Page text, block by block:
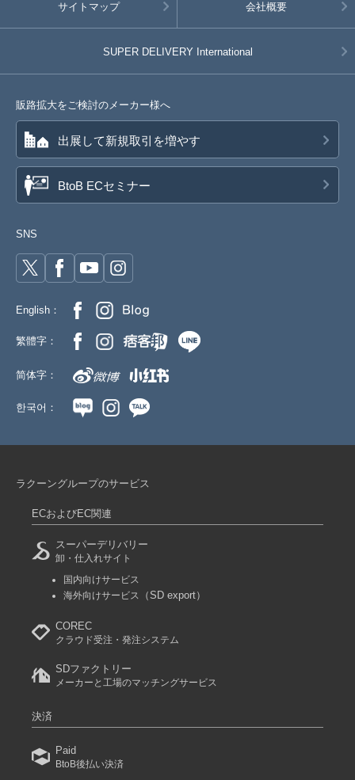
サイトマップ 会社概要
SUPER DELIVERY International
販路拡大をご検討のメーカー様へ
出展して新規取引を増やす
BtoB ECセミナー
SNS
English：
繁體字：
简体字：
한국어：
ラクーングループのサービス
ECおよびEC関連
スーパーデリバリー
卸・仕入れサイト
国内向けサービス
海外向けサービス
（SD export）
COREC
クラウド受注・発注システム
SDファクトリー
メーカーと工場のマッチングサービス
決済
Paid
BtoB後払い決済